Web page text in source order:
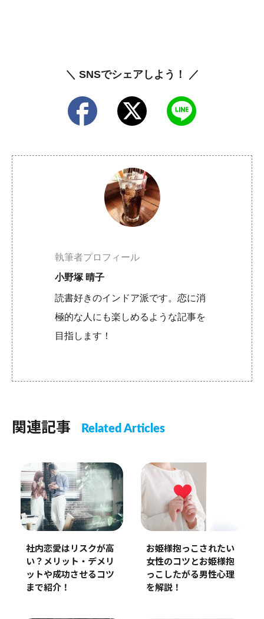
＼ SNSでシェアしよう！ ／
執筆者プロフィール
小野塚 晴子
読書好きのインドア派です。恋に消
極的な人にも楽しめるような記事を
目指します！
関連記事 Related Articles
社内恋愛はリスクが高
い？メリット・デメリ
ットや成功させるコツ
まで紹介！
お姫様抱っこされたい
女性のコツとお姫様抱
っこしたがる男性心理
を解説！